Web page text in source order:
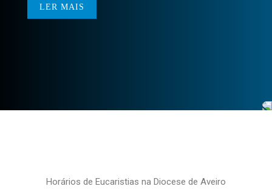
LER MAIS
Horários de Eucaristias na Diocese de Aveiro